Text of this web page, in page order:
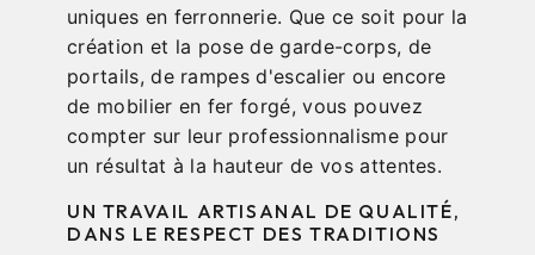
uniques en ferronnerie. Que ce soit pour la
création et la pose de garde-corps, de
portails, de rampes d'escalier ou encore
de mobilier en fer forgé, vous pouvez
compter sur leur professionnalisme pour
un résultat à la hauteur de vos attentes.
UN TRAVAIL ARTISANAL DE QUALITÉ,
DANS LE RESPECT DES TRADITIONS